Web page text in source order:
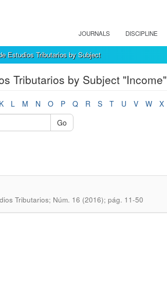
JOURNALS DISCIPLINE
Estudios Tributarios by Subject
Tributarios by Subject "Income"
K L M N O P Q R S T U V W X
Go
Tributarios; Núm. 16 (2016); pág. 11-50